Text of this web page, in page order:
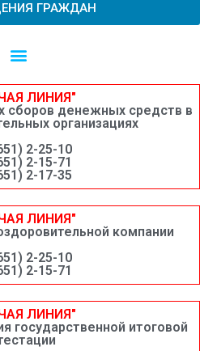
ГРАЖДАН
ЛИНИЯ"
сборов денежных средств в
организациях
2-25-10
2-15-71
2-17-35
ЛИНИЯ"
компании
2-25-10
2-15-71
ЛИНИЯ"
государственной итоговой